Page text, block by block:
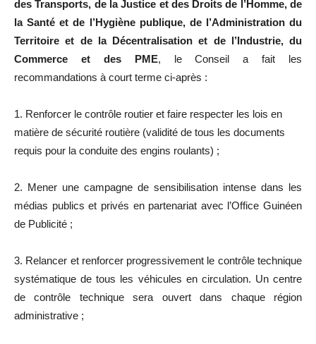
des Transports, de la Justice et des Droits de l’Homme, de
la Santé et de l’Hygiène publique, de l’Administration du
Territoire et de la Décentralisation et de l’Industrie, du
Commerce et des PME, le Conseil a fait les
recommandations à court terme ci-après :
1. Renforcer le contrôle routier et faire respecter les lois en
matière de sécurité routière (validité de tous les documents
requis pour la conduite des engins roulants) ;
2. Mener une campagne de sensibilisation intense dans les
médias publics et privés en partenariat avec l’Office Guinéen
de Publicité ;
3. Relancer et renforcer progressivement le contrôle technique
systématique de tous les véhicules en circulation. Un centre
de contrôle technique sera ouvert dans chaque région
administrative ;